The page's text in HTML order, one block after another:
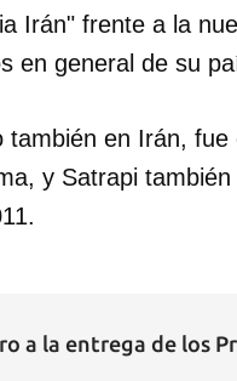
Irán" frente a la
en general de su
también en Irán,
y Satrapi
a la entrega de los